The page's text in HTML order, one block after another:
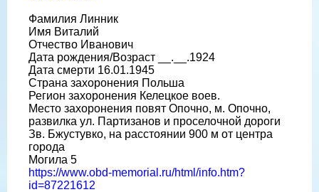
Фамилия Линник
Имя Виталий
Отчество Иванович
Дата рождения/Возраст __.__.1924
Дата смерти 16.01.1945
Страна захоронения Польша
Регион захоронения Келецкое воев.
Место захоронения повят Опочно, м. Опочно,
развилка ул. Партизанов и проселочной дороги
Зв. Бжустувко, на расстоянии 900 м от центра
города
Могила 5
https://www.obd-memorial.ru/html/info.htm?
id=87221612